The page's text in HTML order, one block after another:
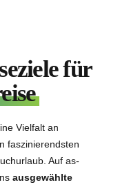
für
Vielfalt an
faszinierendsten
Auf as-
ausgewählte